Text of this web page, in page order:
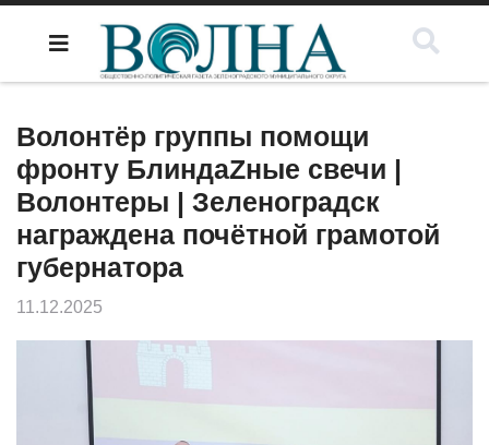
Волонтёр группы помощи
фронту БлиндаZные свечи |
Волонтеры | Зеленоградск
награждена почётной грамотой
губернатора
11.12.2025